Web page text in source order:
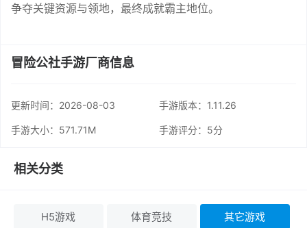
争夺关键资源与领地，最终成就霸主地位。
冒险公社手游厂商信息
更新时间： 2026-08-03 手游版本：1.11.26
手游大小：571.71M 手游评分： 5分
相关分类
H5游戏 体育竞技 其它游戏